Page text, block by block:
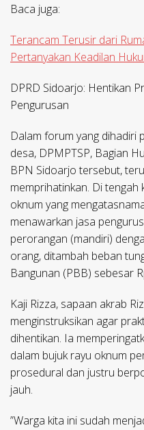
Baca juga:
Terancam Terusir dari
Pertanyakan Keadilan
​DPRD Sidoarjo: Hentikan
Pengurusan
​Dalam forum yang dihadiri
desa, DPMPTSP, Bagian
BPN Sidoarjo tersebut,
memprihatinkan. Di
oknum yang
menawarkan jasa
perorangan (mandiri)
orang, ditambah beban
Bangunan (PBB) sebesar
​Kaji Rizza, sapaan akrab
menginstruksikan agar
dihentikan. Ia
dalam bujuk rayu oknum
prosedural dan justru
jauh.
​”Warga kita ini sudah